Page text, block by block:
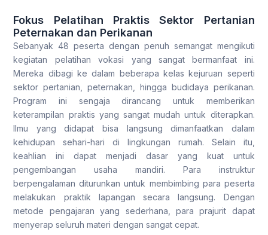
Fokus Pelatihan Praktis Sektor Pertanian
Peternakan dan Perikanan
Sebanyak 48 peserta dengan penuh semangat mengikuti
kegiatan pelatihan vokasi yang sangat bermanfaat ini.
Mereka dibagi ke dalam beberapa kelas kejuruan seperti
sektor pertanian, peternakan, hingga budidaya perikanan.
Program ini sengaja dirancang untuk memberikan
keterampilan praktis yang sangat mudah untuk diterapkan.
Ilmu yang didapat bisa langsung dimanfaatkan dalam
kehidupan sehari-hari di lingkungan rumah. Selain itu,
keahlian ini dapat menjadi dasar yang kuat untuk
pengembangan usaha mandiri. Para instruktur
berpengalaman diturunkan untuk membimbing para peserta
melakukan praktik lapangan secara langsung. Dengan
metode pengajaran yang sederhana, para prajurit dapat
menyerap seluruh materi dengan sangat cepat.